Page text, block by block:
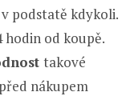
podstatě kdykoli.
hodin od koupě.
takové
nákupem